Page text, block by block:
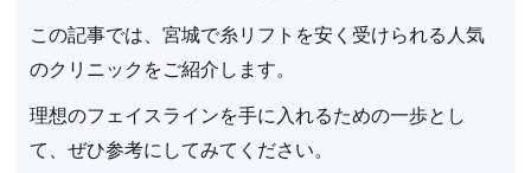
この記事では、宮城で糸リフトを安く受けられる人気
のクリニックをご紹介します。
理想のフェイスラインを手に入れるための一歩とし
て、ぜひ参考にしてみてください。